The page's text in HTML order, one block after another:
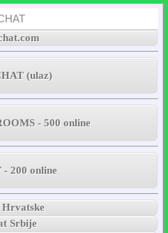
(ulaz)
- 500 online
- 200 online
Hrvatske
Srbije